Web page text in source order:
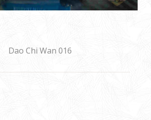
Dao Chi Wan 016